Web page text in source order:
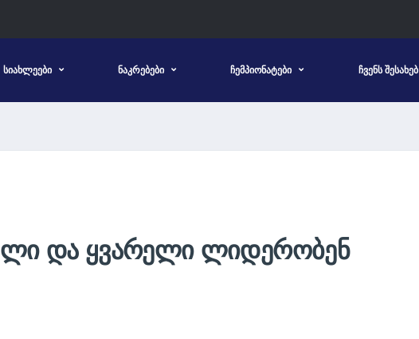
ᲡᲘᲐᲮᲚᲔᲔᲑᲘ ᲜᲐᲙᲠᲔᲑᲔᲑᲘ ᲩᲔᲛᲞᲘᲝᲜᲐᲢᲔᲑᲘ ᲩᲕᲔᲜᲡ ᲨᲔᲡᲐᲮᲔᲑ
ᲓᲐ ᲧᲕᲐᲠᲔᲚᲘ ᲚᲘᲓᲔᲠᲝᲑᲔᲜ